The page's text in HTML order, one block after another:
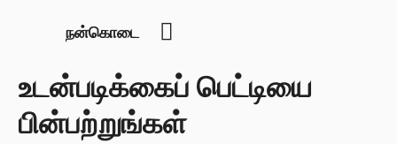
நன்கொடை
உடன்படிக்கைப் பெட்டியை
பின்பற்றுங்கள்